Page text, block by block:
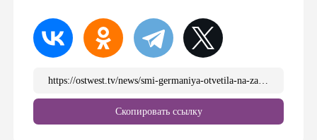
https://ostwest.tv/news/smi-germaniya-otvetila-na-zaprosy-genprokuratury-rf-po-otravleniju-navalnogo/
Скопировать ссылку